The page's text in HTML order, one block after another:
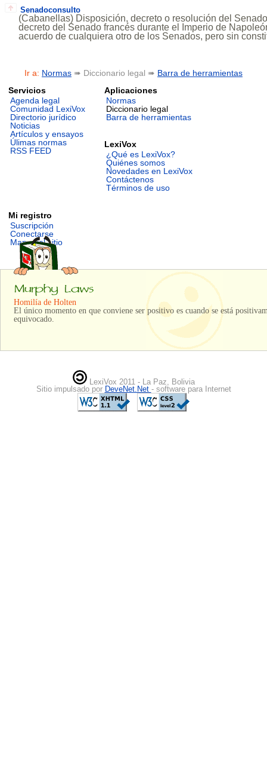
Senadoconsulto
(Cabanellas) Disposición, decreto o resolución del
decreto del Senado francés durante el Imperio de
acuerdo de cualquiera otro de los Senados, pero sin
Ir a: Normas ➠ Diccionario legal ➠ Barra de herramientas
Servicios
Agenda legal
Comunidad LexiVox
Directorio jurídico
Noticias
Artículos y ensayos
Úlimas normas
RSS FEED
Aplicaciones
Normas
Diccionario legal
Barra de herramientas
LexiVox
¿Qué es LexiVox?
Quiénes somos
Novedades en LexiVox
Contáctenos
Términos de uso
Mi registro
Suscripción
Conectarse
Mapa del sitio
Homilía de Holten
El único momento en que conviene ser positivo es cuando se está
equivocado.
LexiVox 2011 - La Paz, Bolivia
Sitio impulsado por DeveNet.Net - software para Internet